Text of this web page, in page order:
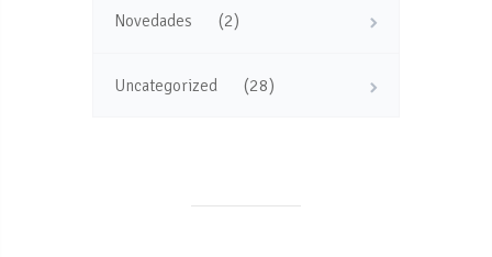
Novedades (2)
Uncategorized (28)